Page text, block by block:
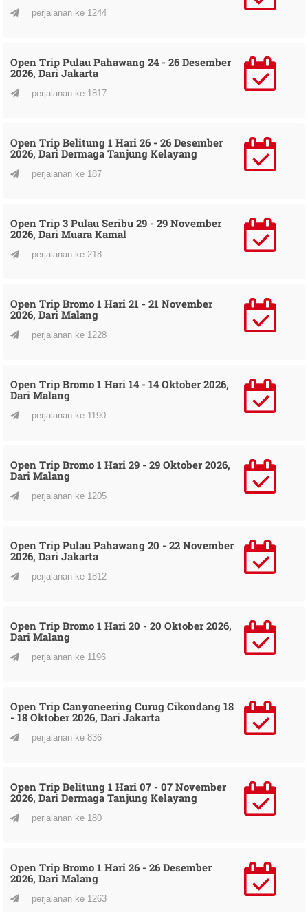
perjalanan ke 1244
Open Trip Pulau Pahawang 24 - 26 Desember
2026, Dari Jakarta
perjalanan ke 1817
Open Trip Belitung 1 Hari 26 - 26 Desember
2026, Dari Dermaga Tanjung Kelayang
perjalanan ke 187
Open Trip 3 Pulau Seribu 29 - 29 November
2026, Dari Muara Kamal
perjalanan ke 218
Open Trip Bromo 1 Hari 21 - 21 November
2026, Dari Malang
perjalanan ke 1228
Open Trip Bromo 1 Hari 14 - 14 Oktober 2026,
Dari Malang
perjalanan ke 1190
Open Trip Bromo 1 Hari 29 - 29 Oktober 2026,
Dari Malang
perjalanan ke 1205
Open Trip Pulau Pahawang 20 - 22 November
2026, Dari Jakarta
perjalanan ke 1812
Open Trip Bromo 1 Hari 20 - 20 Oktober 2026,
Dari Malang
perjalanan ke 1196
Open Trip Canyoneering Curug Cikondang 18
- 18 Oktober 2026, Dari Jakarta
perjalanan ke 836
Open Trip Belitung 1 Hari 07 - 07 November
2026, Dari Dermaga Tanjung Kelayang
perjalanan ke 180
Open Trip Bromo 1 Hari 26 - 26 Desember
2026, Dari Malang
perjalanan ke 1263